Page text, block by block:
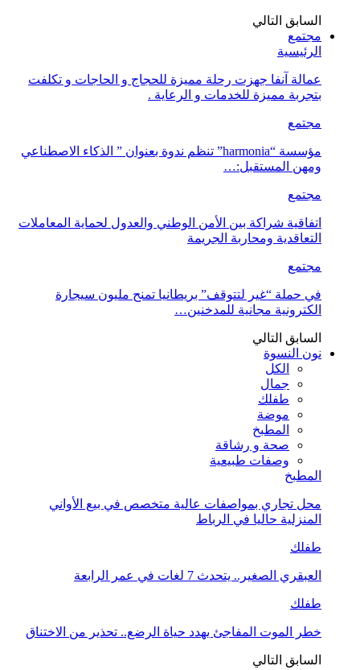
السابق التالي
مجتمع
الرئيسية
عمالة آنفا جهزت رحلة مميزة للحجاج و الحاجات و تكلفت
بتجربة مميزة للخدمات و الرعاية .
مجتمع
مؤسسة “harmonia” تنظم ندوة بعنوان ” الذكاء الاصطناعي
ومهن المستقبل:…
مجتمع
اتفاقية شراكة بين الأمن الوطني والعدول لحماية المعاملات
التعاقدية ومحاربة الجريمة
مجتمع
في حملة “غير لتتوقف” بريطانيا تمنح مليون سيجارة
الكترونية مجانية للمدخنين…
السابق التالي
نون النسوة
الكل
جمال
طفلك
موضة
المطبخ
صحة و رشاقة
وصفات طبيعية
المطبخ
محل تجاري بمواصفات عالية متخصص في بيع الأواني
المنزلية حاليا في الرباط
طفلك
العبقري الصغير.. يتحدث 7 لغات في عمر الرابعة
طفلك
خطر الموت المفاجئ يهدد حياة الرضع.. تحذير من الاختناق
السابق التالي